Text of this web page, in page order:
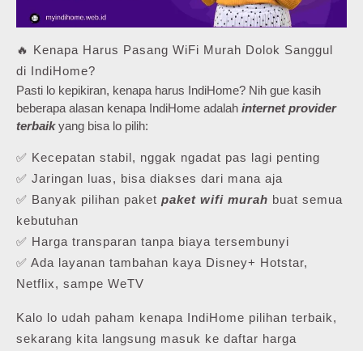
🔥 Kenapa Harus Pasang WiFi Murah Dolok Sanggul
di IndiHome?
Pasti lo kepikiran, kenapa harus IndiHome? Nih gue kasih
beberapa alasan kenapa IndiHome adalah internet provider
terbaikyang bisa lo pilih:
✅ Kecepatan stabil, nggak ngadat pas lagi penting
✅ Jaringan luas, bisa diakses dari mana aja
✅ Banyak pilihan paket paket wifi murah buat semua
kebutuhan
✅ Harga transparan tanpa biaya tersembunyi
✅ Ada layanan tambahan kaya Disney+ Hotstar,
Netflix, sampe WeTV
Kalo lo udah paham kenapa IndiHome pilihan terbaik,
sekarang kita langsung masuk ke daftar harga